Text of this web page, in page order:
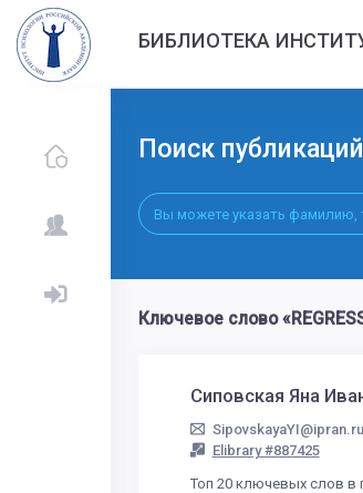
БИБЛИОТЕКА
Поиск
Ключевое слово
Сиповская Яна
SipovskayaYI@ipran.ru
Elibrary #887425
Топ 20 ключевых слов в